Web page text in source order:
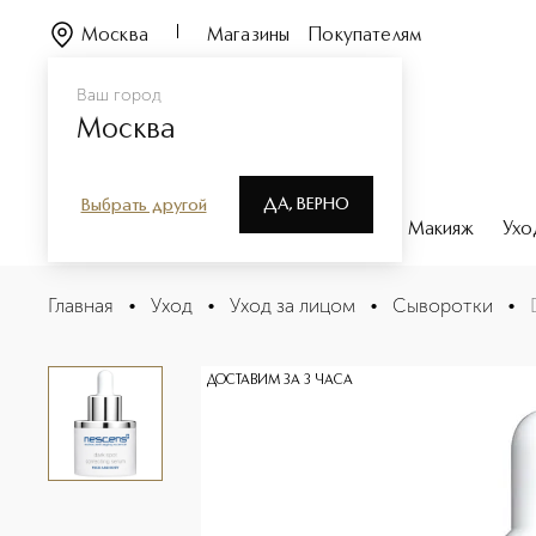
Ваш город
Москва
Выбрать другой ДА, ВЕРНО
Москва Магазины Покупателям
Парфюмерия Макияж
Dark Spot Correcting Serum For Face And Body
Описание
Главная • Уход • Уход за лицом • Сыворотки •
ДОСТАВИМ ЗА 3 ЧАСА